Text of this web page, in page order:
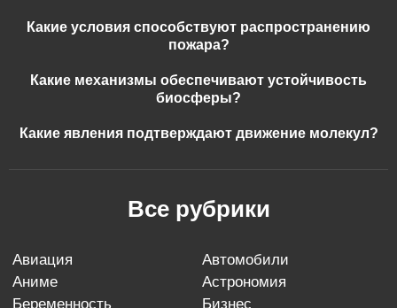
Какие условия способствуют распространению
пожара?
Какие механизмы обеспечивают устойчивость
биосферы?
Какие явления подтверждают движение молекул?
Все рубрики
авиация
автомобили
аниме
астрономия
беременность
бизнес